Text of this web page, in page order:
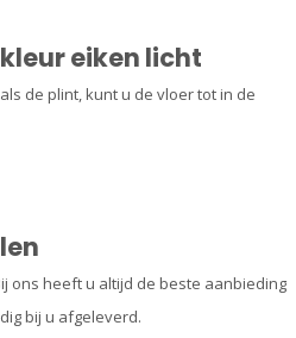
eiken licht
de plint, kunt u de vloer tot in de
ons heeft u altijd de beste aanbieding
bij u afgeleverd.